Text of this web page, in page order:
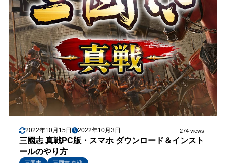
2022年10月15日 2022年10月3日 274 views
三國志 真戦PC版・スマホ ダウンロード＆インスト
ールのやり方